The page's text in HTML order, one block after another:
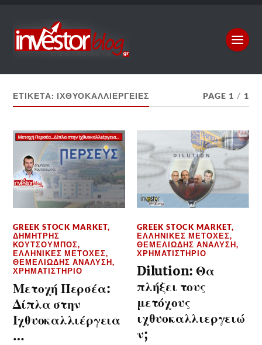
ΕΤΙΚΈΤΑ: ΙΧΘΥΟΚΑΛΛΙΈΡΓΕΙΕΣ PAGE 1 / 1
GREEK STOCK MARKET,
ΔΗΜΉΤΡΗΣ
ΚΟΥΤΣΟΥΜΠΌΣ,
ΕΛΛΗΝΙΚΈΣ ΜΕΤΟΧΈΣ,
ΘΕΜΕΛΙΏΔΗΣ ΑΝΆΛΥΣΗ,
ΧΡΗΜΑΤΙΣΤΉΡΙΟ
Μετοχή Περσέα:
Δίπλα στην
Ιχθυοκαλλιέργεια
…
GREEK STOCK MARKET,
ΕΛΛΗΝΙΚΈΣ ΜΕΤΟΧΈΣ,
ΘΕΜΕΛΙΏΔΗΣ ΑΝΆΛΥΣΗ,
ΧΡΗΜΑΤΙΣΤΉΡΙΟ
Dilution: Θα
πλήξει τους
μετόχους
ιχθυοκαλλιεργειώ
ν;